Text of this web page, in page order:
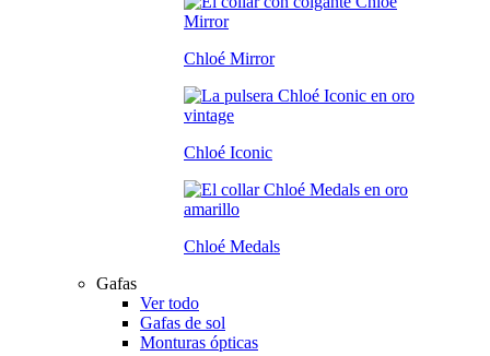
Chloé Mirror
Chloé Iconic
Chloé Medals
Gafas
Ver todo
Gafas de sol
Monturas ópticas